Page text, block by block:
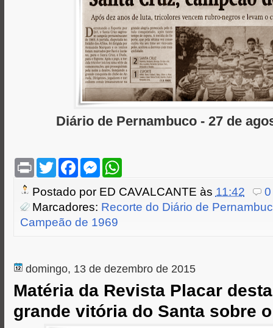
Diário de Pernambuco - 27 de
P
n
t
T
w
t
e
r
F
e
o
o
M
s
e
n
g
W
t
A
Postado por ED CAVALCANTE às 11:42
Marcadores: Recorte do Diário de
Campeão de 1969
domingo, 13 de dezembro de 2015
Matéria da Revista Placar
grande vitória do Santa sobre